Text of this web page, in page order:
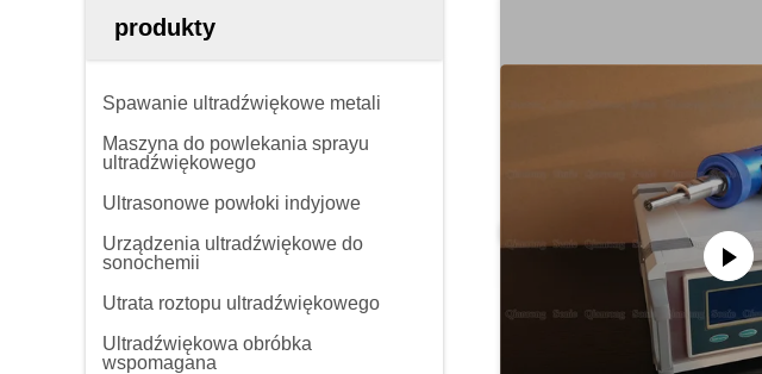
produkty
Spawanie ultradźwiękowe metali
Maszyna do powlekania sprayu
ultradźwiękowego
Ultrasonowe powłoki indyjowe
Urządzenia ultradźwiękowe do
sonochemii
Utrata roztopu ultradźwiękowego
Ultradźwiękowa obróbka
wspomagana